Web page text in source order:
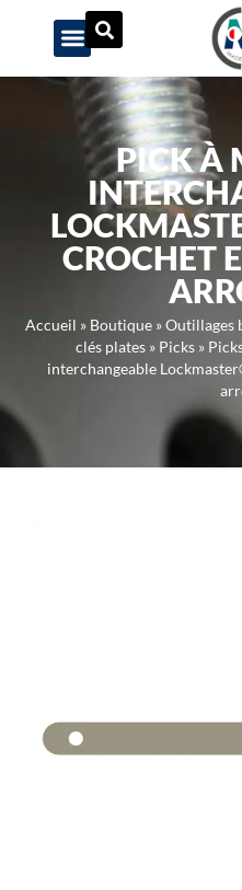
Panneau de gestion des cookies
PICK À
CROCHET
Accueil » Boutique»Outillages
clés plates» Picks»
interchangeable